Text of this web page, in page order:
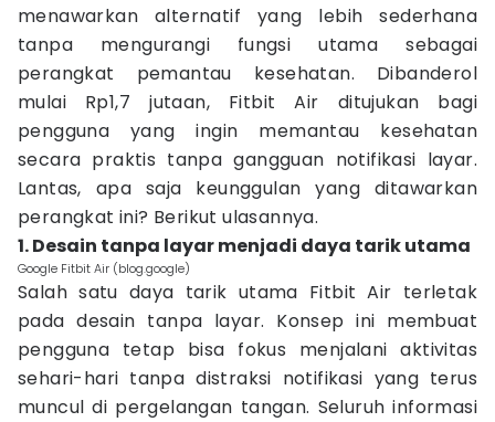
menawarkan alternatif yang lebih sederhana
tanpa mengurangi fungsi utama sebagai
perangkat pemantau kesehatan. Dibanderol
mulai Rp1,7 jutaan, Fitbit Air ditujukan bagi
pengguna yang ingin memantau kesehatan
secara praktis tanpa gangguan notifikasi layar.
Lantas, apa saja keunggulan yang ditawarkan
perangkat ini? Berikut ulasannya.
1. Desain tanpa layar menjadi daya tarik utama
Google Fitbit Air (blog.google)
Salah satu daya tarik utama Fitbit Air terletak
pada desain tanpa layar. Konsep ini membuat
pengguna tetap bisa fokus menjalani aktivitas
sehari-hari tanpa distraksi notifikasi yang terus
muncul di pergelangan tangan. Seluruh informasi